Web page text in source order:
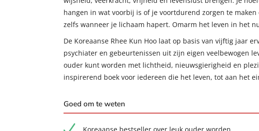
hangen in wat voorbij is of je voortdurend zorgen te maken
zelfs wanneer je lichaam hapert. Omarm het leven in het
De Koreaanse Rhee Kun Hoo laat op basis van vijftig jaar
psychiater en gebeurtenissen uit zijn eigen veelbewogen
ouder kunt worden met lichtheid, nieuwsgierigheid en
inspirerend boek voor iedereen die het leven, tot aan het
Goed om te weten
Koreaanse bestseller over leuk ouder worden